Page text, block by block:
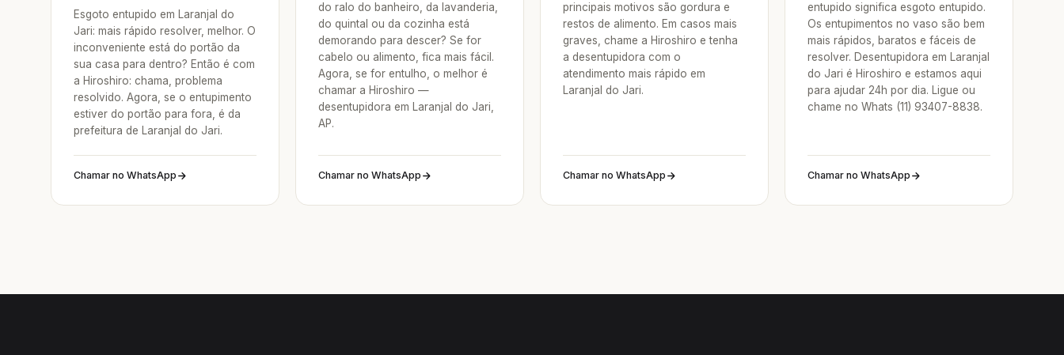
Esgoto entupido em Laranjal do
Jari: mais rápido resolver, melhor. O
inconveniente está do portão da
sua casa para dentro? Então é com
a Hiroshiro: chama, problema
resolvido. Agora, se o entupimento
estiver do portão para fora, é da
prefeitura de Laranjal do Jari.
Chamar no WhatsApp
do ralo do banheiro, da lavanderia,
do quintal ou da cozinha está
demorando para descer? Se for
cabelo ou alimento, fica mais fácil.
Agora, se for entulho, o melhor é
chamar a Hiroshiro —
desentupidora em Laranjal do Jari,
AP.
Chamar no WhatsApp
principais motivos são gordura e
restos de alimento. Em casos mais
graves, chame a Hiroshiro e tenha
a desentupidora com o
atendimento mais rápido em
Laranjal do Jari.
Chamar no WhatsApp
entupido significa esgoto entupido.
Os entupimentos no vaso são bem
mais rápidos, baratos e fáceis de
resolver. Desentupidora em Laranjal
do Jari é Hiroshiro e estamos aqui
para ajudar 24h por dia. Ligue ou
chame no Whats (11) 93407-8838.
Chamar no WhatsApp